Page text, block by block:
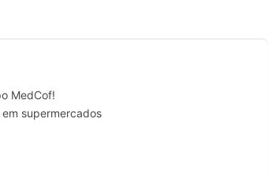
MedCof!
supermercados